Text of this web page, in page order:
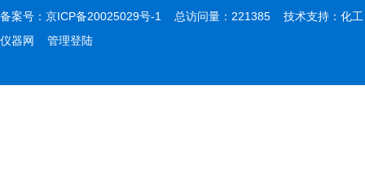
备案号： 京ICP备20025029号-1 总访问量：221385 技术支持： 化工
仪器网
管理登陆